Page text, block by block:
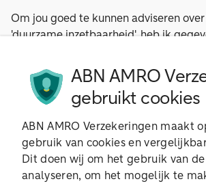
Om jou goed te kunnen adviseren
'duurzame inzetbaarheid', heb ik
Bedrijfsnaam of KVK-nummer
Ik wil zoeken op postcode
ABN AMRO
gebruikt cookies
ABN AMRO Verzekeringen maakt
gebruik van cookies en
Dit doen wij om het gebruik van
analyseren, om het mogelijk te